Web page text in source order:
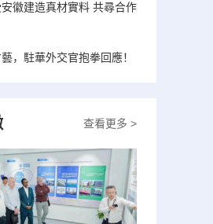
徽建造真材實料 共尋合作
，駐華外交官抱拳回應！
查看更多 >